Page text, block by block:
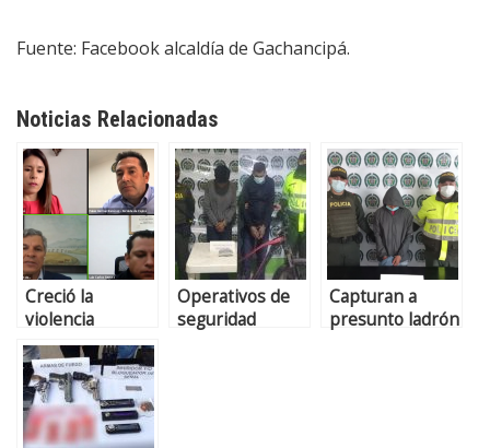
Fuente: Facebook alcaldía de Gachancipá.
Noticias Relacionadas
Creció la
violencia
intrafamiliar
durante
confinamiento
en Sabana
Centro
Operativos de
seguridad
Capturan a
presunto ladrón